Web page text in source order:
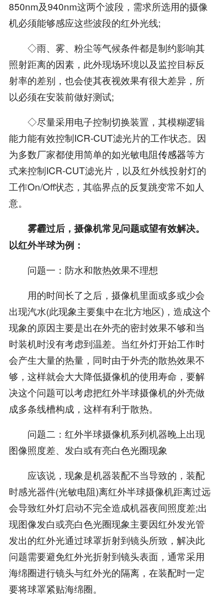
850nm及940nm这两个波段，需求所选用的摄像
机必须能够感应这些波段的红外光线;
◇雨、雾、粉尘等气候条件都是制约影响其
照射距离的因素，此外现场环境以及监控目标反
射率的差别，也会使其夜视效果有很大差异，所
以必须在安装前做好测试;
◇尽量采用电子控制切换装置，其模糊逻辑
能力能有效控制ICR-CUT滤光片的工作状态。因
为多数厂家都使用简单的如光敏电阻传感器等方
式来控制ICR-CUT滤光片，以及红外线投射灯的
工作On/Off状态，其临界点的反复跳变常不如人
意。
雾霾过后，摄像机常见问题或望有效解决。
以红外半球为例：
问题一：防水和散热效果不理想
用的时间长了之后，摄像机里面或多或少会
出现汽水(此现象主要集中在北方地区)，造成这个
现象的原因主要是出在外壳的密封效果不够和当
时装机时没有考虑到温差。当红外灯开始工作时
会产生大量的热量，同时由于外壳的散热效果不
够，这样就会大大降低摄像机的使用寿命，要解
决这个问题可以考虑把红外半球摄像机的外壳做
成多条线槽构成，这样有利于散热。
问题二：红外半球摄像机系列机器晚上出现
图像照度差、发白或有亮白色光圈现象
应该说，现象是机器装配不当导致的，装配
时感光器件(光敏电阻)离红外半球摄像机距离过远
会导致红外灯启动不完全造成机器夜间照度差;出
现图像发白或亮白色光圈现象主要因红外发光管
发出的红外光通过球罩折射到镜头所致，解决此
问题需要避免红外光折射到镜头表面，通常采用
海绵圈进行镜头与红外光的隔离，在装配时一定
要将球罩紧贴海绵圈。